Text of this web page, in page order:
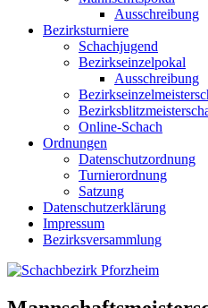
Ausschreibung
Bezirksturniere
Schachjugend
Bezirkseinzelpokal
Ausschreibung
Online-Schach
Ordnungen
Datenschutzordnung
Turnierordnung
Satzung
Datenschutzerklärung
Impressum
Bezirksversammlung